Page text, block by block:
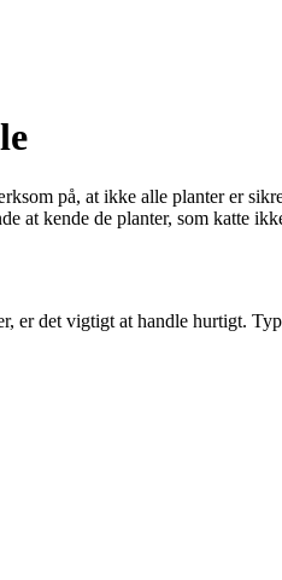
på, at ikke alle planter er
at kende de planter, som katte
er det vigtigt at handle hurtigt.